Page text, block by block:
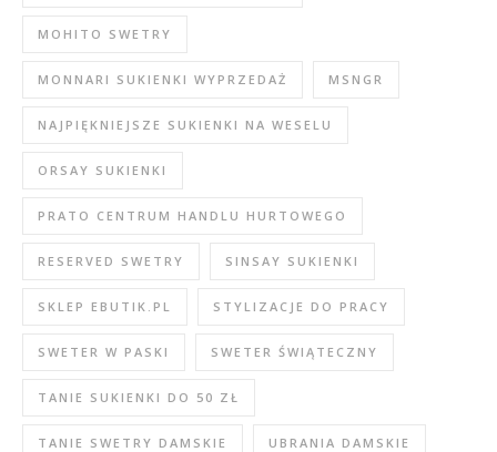
MOHITO SWETRY
MONNARI SUKIENKI WYPRZEDAŻ MSNGR
NAJPIĘKNIEJSZE SUKIENKI NA WESELU
ORSAY SUKIENKI
PRATO CENTRUM HANDLU HURTOWEGO
RESERVED SWETRY SINSAY SUKIENKI
SKLEP EBUTIK.PL STYLIZACJE DO PRACY
SWETER W PASKI SWETER ŚWIĄTECZNY
TANIE SUKIENKI DO 50 ZŁ
TANIE SWETRY DAMSKIE UBRANIA DAMSKIE